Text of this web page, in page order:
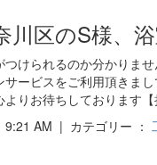
川区のS様、
つけられるのか分かりま
ービスをご利用頂きま
りお待ちしております【
AM | カテゴリー ：